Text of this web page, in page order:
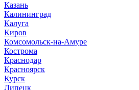
Казань
Калининград
Калуга
Киров
Комсомольск-на-Амуре
Кострома
Краснодар
Красноярск
Курск
Липецк